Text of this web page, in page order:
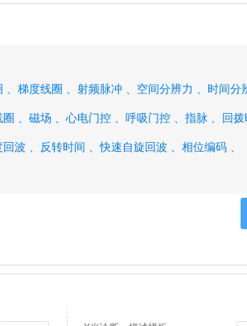
梯度线圈 、 射频脉冲 、 空间分辨力 、 时间分
、 磁场 、 心电门控 、 呼吸门控 、 指脉 、 回拨
波 、 反转时间 、快速自旋回波 、 相位编码 、